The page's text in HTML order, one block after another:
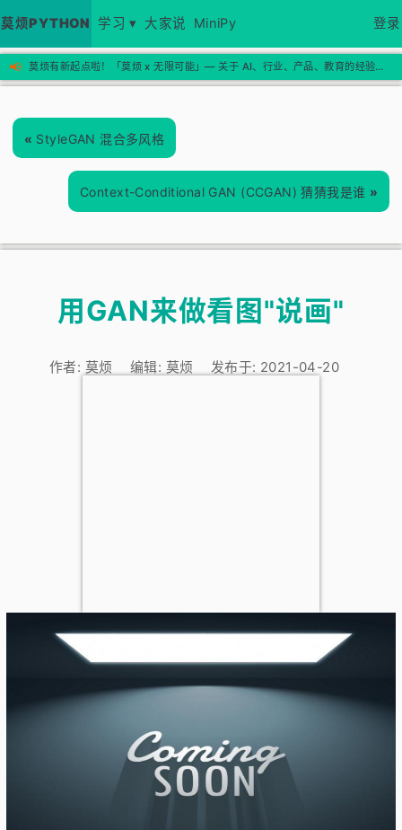
莫烦PYTHON 学习 ▾ 大家说 MiniPy 登录
📢 莫烦有新起点啦！「莫烦 x 无限可能」— 关于 AI、行业、产品、教育的经验思考，欢迎来新站看看 →
« StyleGAN 混合多风格
Context-Conditional GAN (CCGAN) 猜猜我是谁 »
用GAN来做看图"说画"
作者: 莫烦 编辑: 莫烦 发布于: 2021-04-20